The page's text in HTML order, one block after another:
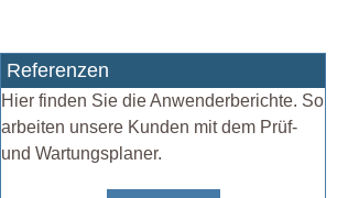
Referenzen
Hier finden Sie die Anwenderberichte. So
arbeiten unsere Kunden mit dem Prüf-
und Wartungsplaner.